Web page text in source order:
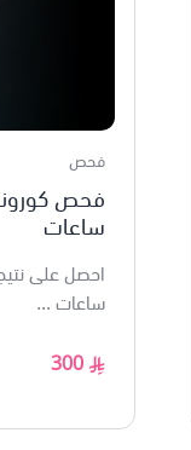
فحص
ساعات
ساعات ...
300